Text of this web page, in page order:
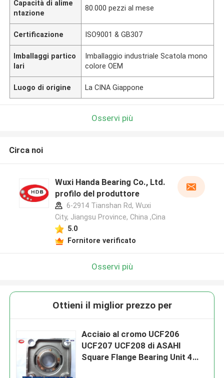
Capacità di alime
ntazione
80.000 pezzi al mese
Certificazione ISO9001 & GB307
Imballaggi partico
lari
Imballaggio industriale Scatola mono
colore OEM
Luogo di origine La CINA Giappone
Osservi più
Circa noi
Wuxi Handa Bearing Co., Ltd.
profilo del produttore
6-2914 Tianshan Rd, Wuxi
City, Jiangsu Province, China ,Cina
5.0
Fornitore verificato
Osservi più
Ottieni il miglior prezzo per
Acciaio al cromo UCF206
UCF207 UCF208 di ASAHI
Square Flange Bearing Unit 4